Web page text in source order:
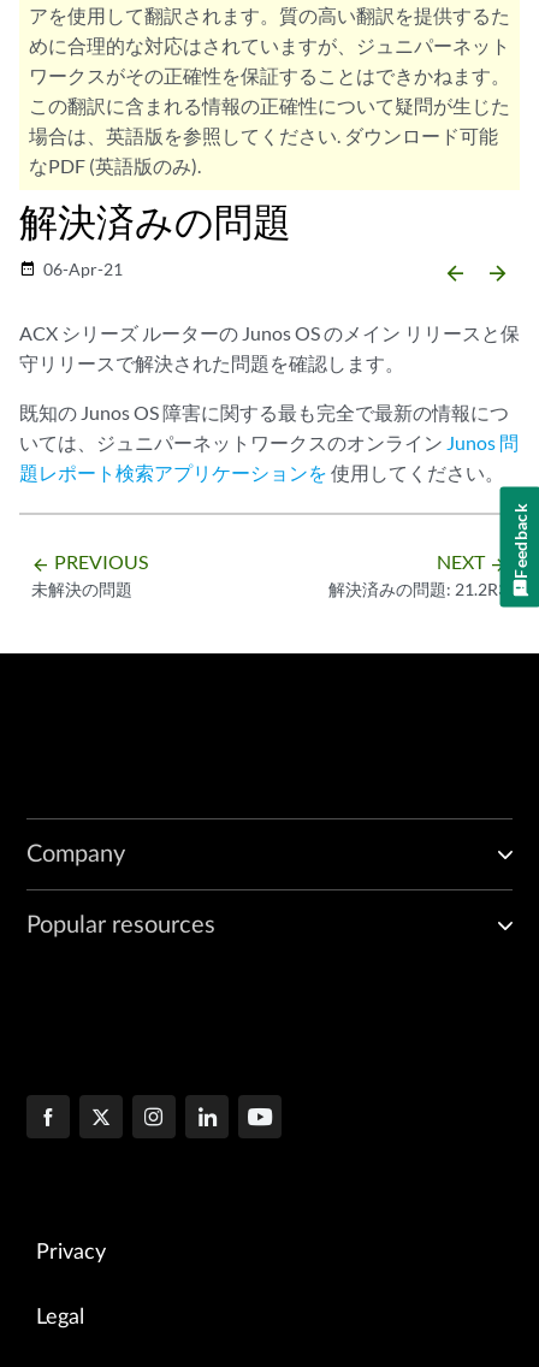
アを使用して翻訳されます。質の高い翻訳を提供するた
めに合理的な対応はされていますが、ジュニパーネット
ワークスがその正確性を保証することはできかねます。
この翻訳に含まれる情報の正確性について疑問が生じた
場合は、英語版を参照してください. ダウンロード可能
なPDF (英語版のみ).
解決済みの問題
date_range 06-Apr-21 arrow_backward arrow_forward
ACX シリーズ ルーターの Junos OS のメイン リリースと保
守リリースで解決された問題を確認します。
既知の Junos OS 障害に関する最も完全で最新の情報につ
いては、ジュニパーネットワークスのオンライン Junos 問
題レポート検索アプリケーションを 使用してください。
arrow_backward PREVIOUS
未解決の問題
NEXT arrow_forward
解決済みの問題: 21.2R3
Company
Popular resources
Privacy
Legal
Feedback